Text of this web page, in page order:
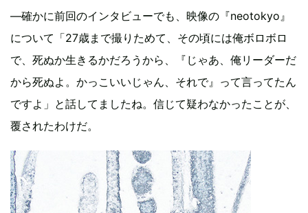
―確かに前回のインタビューでも、映像の『neotokyo』
について「27歳まで撮りためて、その頃には俺ボロボロ
で、死ぬか生きるかだろうから、『じゃあ、俺リーダーだ
から死ぬよ。かっこいいじゃん、それで』って言ってたん
ですよ」と話してましたね。信じて疑わなかったことが、
覆されたわけだ。